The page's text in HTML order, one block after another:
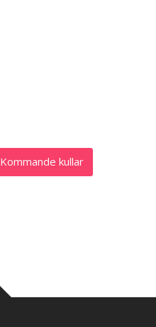
Kommande kullar